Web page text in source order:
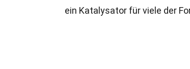
ein Katalysator für viele der